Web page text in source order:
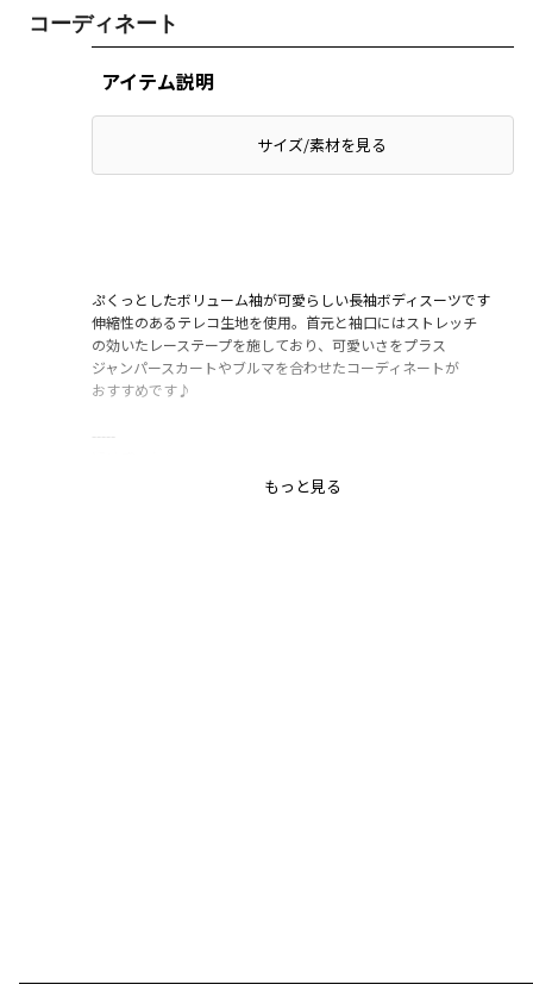
コーディネート
アイテム説明
サイズ/素材を見る
ぷくっとしたボリューム袖が可愛らしい長袖ボディスーツです
伸縮性のあるテレコ生地を使用。首元と袖口にはストレッチ
の効いたレーステープを施しており、可愛いさをプラス
ジャンパースカートやブルマを合わせたコーディネートが
おすすめです♪
-----
もっと見る